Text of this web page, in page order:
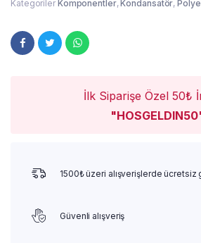
Kategoriler Komponentler,Kondansatör,
İlk Siparişe Özel 50₺
1500₺ üzeri alışverişlerde ücretsiz
Güvenli alışveriş